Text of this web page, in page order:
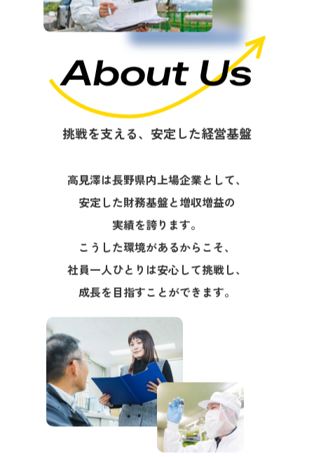
About Us
挑戦を支える、安定した経営基盤
高見澤は長野県内上場企業として、
安定した財務基盤と増収増益の
実績を誇ります。
こうした環境があるからこそ、
社員一人ひとりは安心して挑戦し、
成長を目指すことができます。